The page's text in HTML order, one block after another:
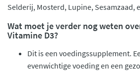
Selderij, Mosterd, Lupine, Sesamzaad,
Wat moet je verder nog weten
Vitamine D3?
Dit is een voedingssupplement.
evenwichtige voeding en een